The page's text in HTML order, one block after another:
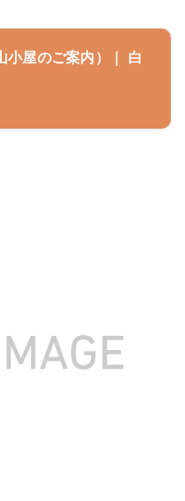
小屋のご案内）｜ 白